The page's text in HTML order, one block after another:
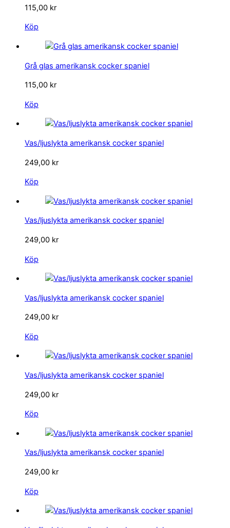
115,00 kr
Köp
Grå glas amerikansk cocker spaniel
115,00 kr
Köp
Vas/ljuslykta amerikansk cocker spaniel
249,00 kr
Köp
Vas/ljuslykta amerikansk cocker spaniel
249,00 kr
Köp
Vas/ljuslykta amerikansk cocker spaniel
249,00 kr
Köp
Vas/ljuslykta amerikansk cocker spaniel
249,00 kr
Köp
Vas/ljuslykta amerikansk cocker spaniel
249,00 kr
Köp